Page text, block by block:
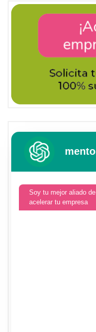
Soy tu mejor aliado
acelerar tu empresa